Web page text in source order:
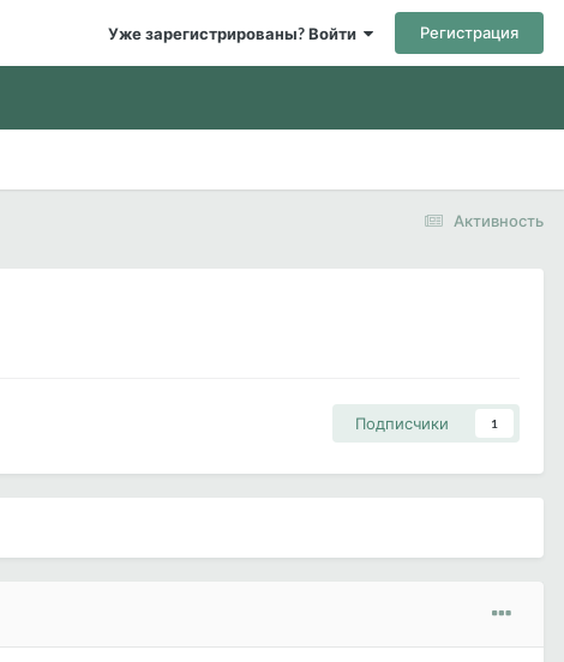
Уже зарегистрированы? Войти Регистрация
Активность
Подписчики 1